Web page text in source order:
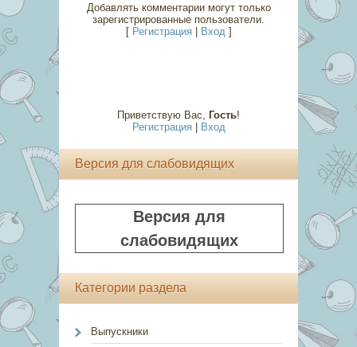
Добавлять комментарии могут только
зарегистрированные пользователи.
[ Регистрация| Вход ]
Приветствую Вас Гость!
Регистрация| Вход
Версия для слабовидящих
Версия для
слабовидящих
Категории раздела
Выпускники